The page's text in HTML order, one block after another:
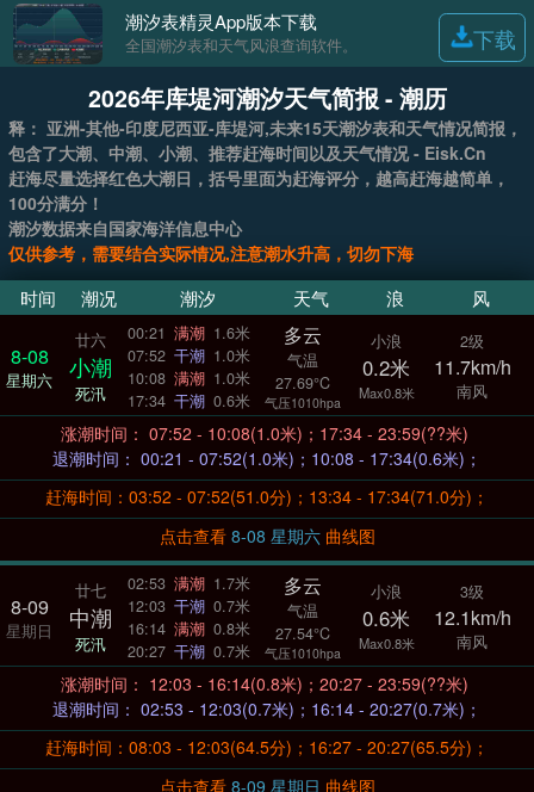
潮汐表精灵App版本下载
全国潮汐表和天气风浪查询软件。 下载
2026年库堤河潮汐天气简报 - 潮历
释： 亚洲-其他-印度尼西亚-库堤河,未来15天潮汐表和天气情况简报，
包含了大潮、中潮、小潮、推荐赶海时间以及天气情况 - Eisk.Cn
赶海尽量选择红色大潮日，括号里面为赶海评分，越高赶海越简单，
100分满分！
潮汐数据来自国家海洋信息中心
仅供参考，需要结合实际情况,注意潮水升高，切勿下海
时间 潮况 潮汐 天气 浪 风
8-08
星期六
廿六
小潮
死汛
00:21 满潮 1.6米
07:52 干潮 1.0米
10:08 满潮 1.0米
17:34 干潮 0.6米
多云
气温
27.69°C
气压1010hpa
小浪
0.2米
Max0.8米
2级
11.7km/h
南风
涨潮时间： 07:52 - 10:08(1.0米)；17:34 - 23:59(??米)
退潮时间： 00:21 - 07:52(1.0米)；10:08 - 17:34(0.6米)；
赶海时间：03:52 - 07:52(51.0分)；13:34 - 17:34(71.0分)；
点击查看
8-08 星期六 曲线图
8-09
星期日
廿七
中潮
死汛
02:53 满潮 1.7米
12:03 干潮 0.7米
16:14 满潮 0.8米
20:27 干潮 0.7米
多云
气温
27.54°C
气压1010hpa
小浪
0.6米
Max0.8米
3级
12.1km/h
南风
涨潮时间： 12:03 - 16:14(0.8米)；20:27 - 23:59(??米)
退潮时间： 02:53 - 12:03(0.7米)；16:14 - 20:27(0.7米)；
赶海时间：08:03 - 12:03(64.5分)；16:27 - 20:27(65.5分)；
点击查看
8-09 星期日 曲线图